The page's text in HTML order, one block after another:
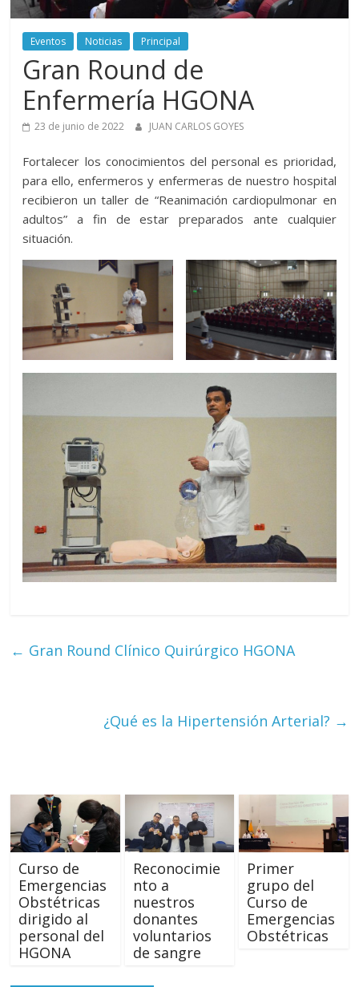
Aurora
–
Luz
Elena
Arismendi
Eventos Noticias Principal
Gran Round de
Enfermería HGONA
23 de junio de 2022 JUAN CARLOS GOYES
Fortalecer los conocimientos del personal es prioridad,
para ello, enfermeros y enfermeras de nuestro hospital
recibieron un taller de “Reanimación cardiopulmonar en
adultos” a fin de estar preparados ante cualquier
situación.
← Gran Round Clínico Quirúrgico HGONA
¿Qué es la Hipertensión Arterial? →
Curso de
Emergencias
Obstétricas
dirigido al
personal del
HGONA
Reconocimie
nto a
nuestros
donantes
voluntarios
de sangre
Primer
grupo del
Curso de
Emergencias
Obstétricas